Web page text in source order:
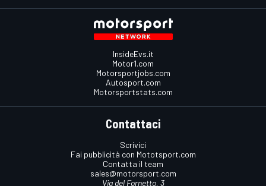
InsideEvs.it
Motor1.com
Motorsportjobs.com
Autosport.com
Motorsportstats.com
Contattaci
Scrivici
Fai pubblicità con Mototsport.com
Contatta il team
sales@motorsport.com
Via del Fornetto, 3